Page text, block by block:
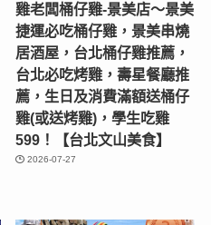
雞老闆桶仔雞-景美店〜景美
捷運必吃桶仔雞，景美串燒
居酒屋，台北桶仔雞推薦，
台北必吃烤雞，壽星餐廳推
薦，生日及消費滿額送桶仔
雞(或送烤雞)，學生吃雞
599！【台北文山美食】
2026-07-27